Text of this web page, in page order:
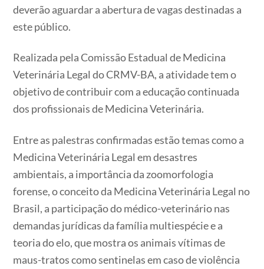
deverão aguardar a abertura de vagas destinadas a
este público.
Realizada pela Comissão Estadual de Medicina
Veterinária Legal do CRMV-BA, a atividade tem o
objetivo de contribuir com a educação continuada
dos profissionais de Medicina Veterinária.
Entre as palestras confirmadas estão temas como a
Medicina Veterinária Legal em desastres
ambientais, a importância da zoomorfologia
forense, o conceito da Medicina Veterinária Legal no
Brasil, a participação do médico-veterinário nas
demandas jurídicas da família multiespécie e a
teoria do elo, que mostra os animais vítimas de
maus-tratos como sentinelas em caso de violência